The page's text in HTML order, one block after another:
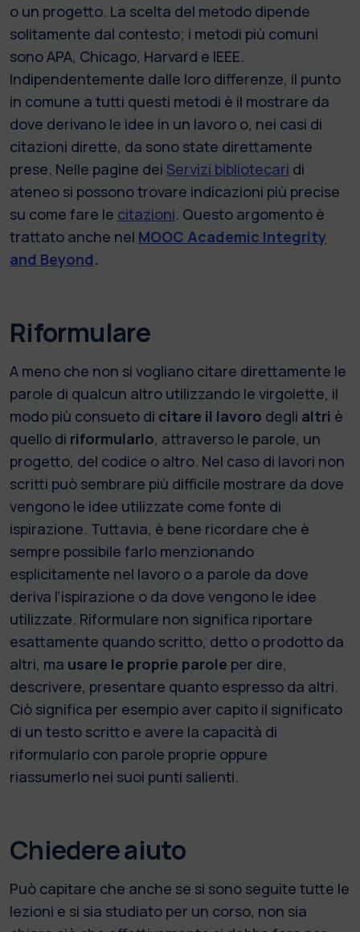
o un progetto. La scelta del metodo dipende
solitamente dal contesto; i metodi più comuni
sono APA, Chicago, Harvard e IEEE.
Indipendentemente dalle loro differenze, il punto
in comune a tutti questi metodi è il mostrare da
dove derivano le idee in un lavoro o, nei casi di
citazioni dirette, da sono state direttamente
prese. Nelle pagine dei Servizi bibliotecari di
ateneo si possono trovare indicazioni più precise
su come fare le citazioni. Questo argomento è
trattato anche nel MOOC Academic Integrity
and Beyond.
Riformulare
A meno che non si vogliano citare direttamente le
parole di qualcun altro utilizzando le virgolette, il
modo più consueto di citare il lavoro degli altri è
quello di riformularlo, attraverso le parole, un
progetto, del codice o altro. Nel caso di lavori non
scritti può sembrare più difficile mostrare da dove
vengono le idee utilizzate come fonte di
ispirazione. Tuttavia, è bene ricordare che è
sempre possibile farlo menzionando
esplicitamente nel lavoro o a parole da dove
deriva l’ispirazione o da dove vengono le idee
utilizzate. Riformulare non significa riportare
esattamente quando scritto, detto o prodotto da
altri, ma usare le proprie parole per dire,
descrivere, presentare quanto espresso da altri.
Ciò significa per esempio aver capito il significato
di un testo scritto e avere la capacità di
riformularlo con parole proprie oppure
riassumerlo nei suoi punti salienti.
Chiedere aiuto
Può capitare che anche se si sono seguite tutte le
lezioni e si sia studiato per un corso, non sia